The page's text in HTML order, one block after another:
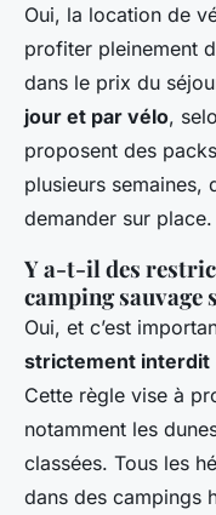
Oui, la location de
profiter pleinement
dans le prix du
jour et par vélo,
proposent des
plusieurs semaines,
demander sur place.
Y a-t-il des
camping sauvage
Oui, et c’est
strictement interdit
Cette règle vise à
notamment les
classées. Tous les
dans des campings